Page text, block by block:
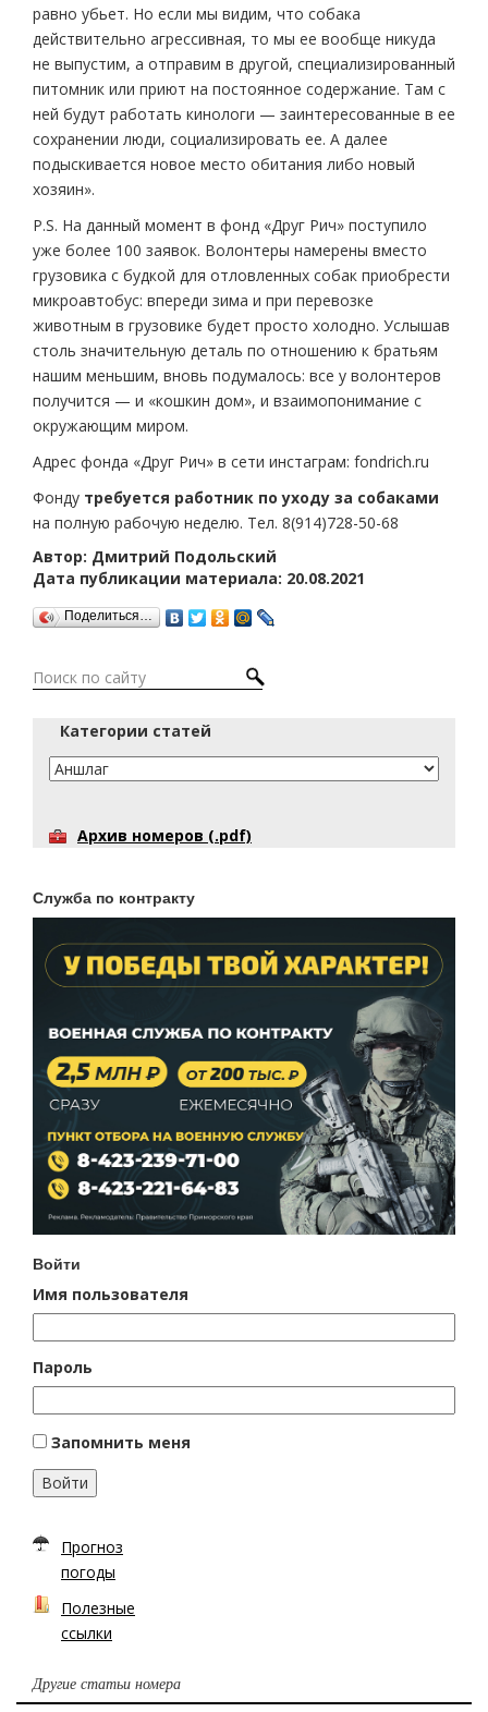
равно убьет. Но если мы видим, что собака
действительно агрессивная, то мы ее вообще никуда
не выпустим, а отправим в другой, специализированный
питомник или приют на постоянное содержание. Там с
ней будут работать кинологи — заинтересованные в ее
сохранении люди, социализировать ее. А далее
подыскивается новое место обитания либо новый
хозяин».
P.S. На данный момент в фонд «Друг Рич» поступило
уже более 100 заявок. Волонтеры намерены вместо
грузовика с будкой для отловленных собак приобрести
микроавтобус: впереди зима и при перевозке
животным в грузовике будет просто холодно. Услышав
столь значительную деталь по отношению к братьям
нашим меньшим, вновь подумалось: все у волонтеров
получится — и «кошкин дом», и взаимопонимание с
окружающим миром.
Адрес фонда «Друг Рич» в сети инстаграм: fondrich.ru
Фонду требуется работник по уходу за собаками
на полную рабочую неделю. Тел. 8(914)728-50-68
Автор: Дмитрий Подольский
Дата публикации материала: 20.08.2021
Поделиться…
Категории статей
Архив номеров (.pdf)
Служба по контракту
Войти
Имя пользователя
Пароль
Запомнить меня
Войти
Прогноз
погоды
Полезные
ссылки
Другие статьи номера